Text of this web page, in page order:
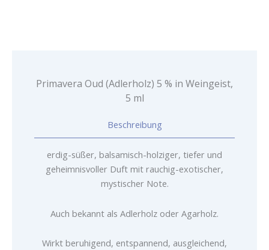
Primavera Oud (Adlerholz) 5 % in Weingeist,
5 ml
Beschreibung
erdig-süßer, balsamisch-holziger, tiefer und
geheimnisvoller Duft mit rauchig-exotischer,
mystischer Note.
Auch bekannt als Adlerholz oder Agarholz.
Wirkt beruhigend, entspannend, ausgleichend,